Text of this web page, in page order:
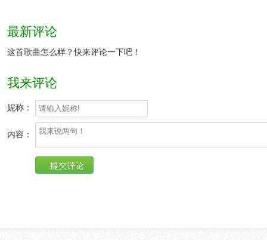
最新评论
这首歌曲怎么样？快来评论一下吧！
我来评论
妮称：
内容：